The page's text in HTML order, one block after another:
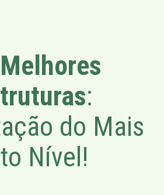
:
do Mais
Nível!